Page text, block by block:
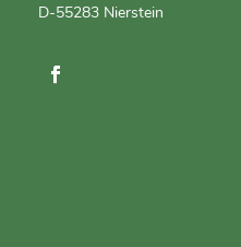
D-55283 Nierstein